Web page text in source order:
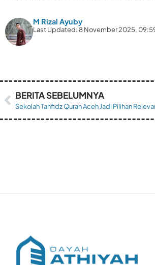
M Rizal Ayuby
Last Updated: 8 November 2025,
BERITA SEBELUMNYA
Sekolah Tahfidz Quran Aceh Jadi Pilihan